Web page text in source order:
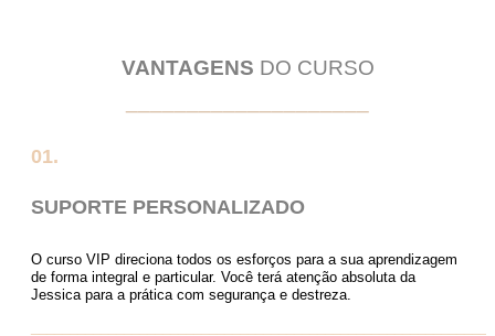
VANTAGENS DO CURSO
01.
SUPORTE PERSONALIZADO
O curso VIP direciona todos os esforços para a sua aprendizagem
de forma integral e particular. Você terá atenção absoluta da
Jessica para a prática com segurança e destreza.